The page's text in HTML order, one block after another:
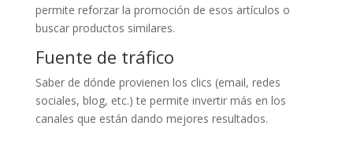
permite reforzar la promoción de esos artículos o
buscar productos similares.
Fuente de tráfico
Saber de dónde provienen los clics (email, redes
sociales, blog, etc.) te permite invertir más en los
canales que están dando mejores resultados.